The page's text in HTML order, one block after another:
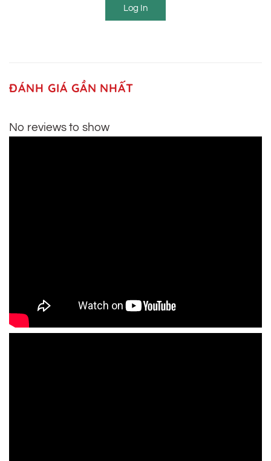
Log In
ĐÁNH GIÁ GẦN NHẤT
No reviews to show